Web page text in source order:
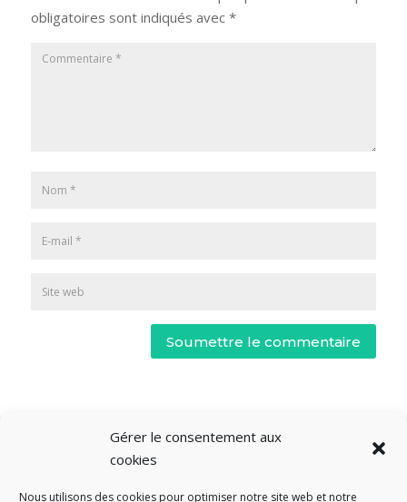
Gérer le consentement aux
cookies
Nous utilisons des cookies pour optimiser notre site web et notre
obligatoires sont indiqués avec *
Soumettre le commentaire